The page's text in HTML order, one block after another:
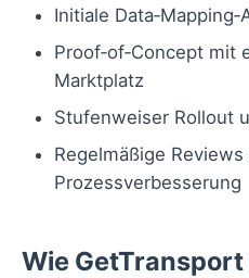
Initiale
Proof‑of‑Concept mit
Marktplatz
Stufenweiser Rollout
Regelmäßige Reviews
Prozessverbesserung
Wie